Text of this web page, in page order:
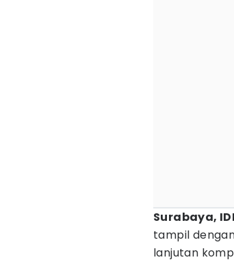
Surabaya,
tampil
lanjutan